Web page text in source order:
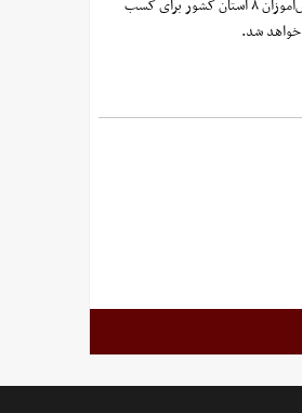
مسابقات انتخابی بیست و یکمین المپیاد جهانی روباتیک ( WRO ۲۰۲۴ ) با همکاری موسسه آموزشی علوم و فنون کیش ۱۹ مرداد ۱۴۰۳ با حضور ۷۶ تیم و رقابت دانش‌آموزان ۸ استان کشور برای کسب